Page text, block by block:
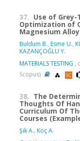
37. Use of
Optimization of
Magnesium Alloy
Buldum B., Esme U.,
KAZANÇOĞLU Y.
MATERIALS TESTING ,
Scopus)
38. The
Thoughts Of
Curriculum Of
Courses
Şık A., Koç A.